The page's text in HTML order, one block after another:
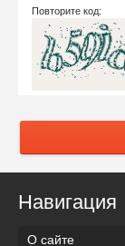
Повторите код:
Навигация
О сайте